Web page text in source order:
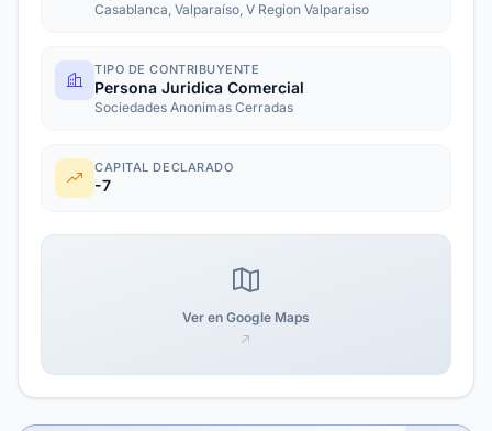
Casablanca, Valparaíso, V Region Valparaiso
TIPO DE CONTRIBUYENTE
Persona Juridica Comercial
Sociedades Anonimas Cerradas
CAPITAL DECLARADO
-7
Ver en Google Maps